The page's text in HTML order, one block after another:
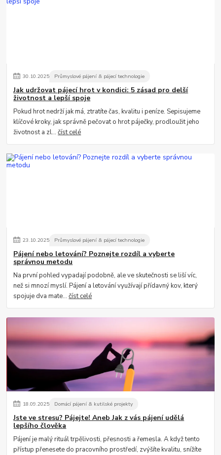
30.10.2025 Průmyslové pájení & pájecí technologie
Jak udržovat pájecí hrot v kondici: 5 zásad pro delší
životnost a lepší spoje
Pokud hrot nedrží jak má, ztratíte čas, kvalitu i peníze. Sepisujeme
klíčové kroky, jak správně pečovat o hrot páječky, prodloužit jeho
životnost a zl...číst celé
23.10.2025 Průmyslové pájení & pájecí technologie
Pájení nebo letování? Poznejte rozdíl a vyberte
správnou metodu
Na první pohled vypadají podobně, ale ve skutečnosti se liší víc,
než si mnozí myslí. Pájení a letování využívají přídavný kov, který
spojuje dva mate...číst celé
18.09.2025 Domácí pájení & kutilské projekty
Jste ve stresu? Pájejte! Aneb Jak z vás pájení udělá
lepšího člověka
Pájení je malý rituál trpělivosti, přesnosti a řemesla. A když tento
přístup přenesete do pracovního prostředí, zvýšíte kvalitu, snížíte